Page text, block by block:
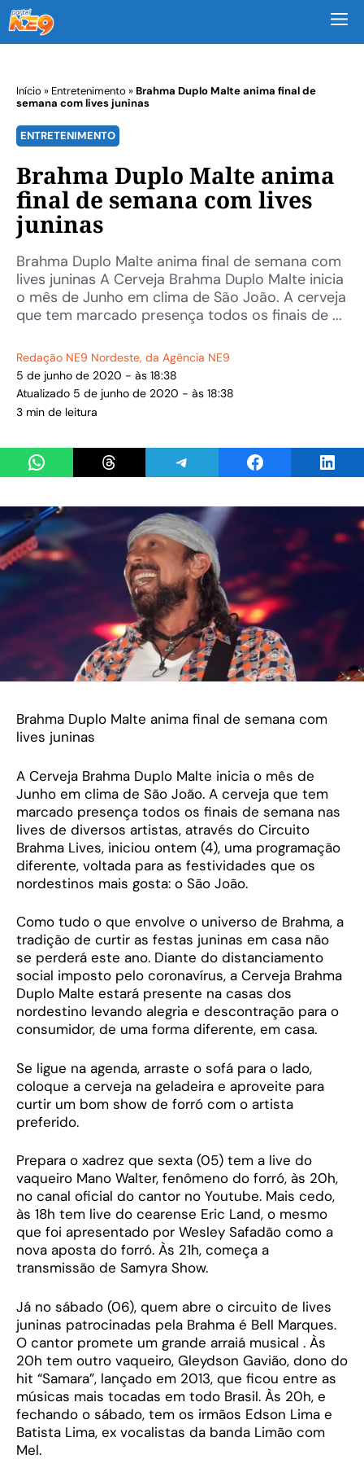
Início » Entretenimento »Brahma Duplo Malte anima final de
semana com lives juninas
ENTRETENIMENTO
Brahma Duplo Malte anima
final de semana com lives
juninas
Brahma Duplo Malte anima final de semana com
lives juninas A Cerveja Brahma Duplo Malte inicia
o mês de Junho em clima de São João. A cerveja
que tem marcado presença todos os finais de ...
Redação NE9 Nordeste, da Agência NE9
5 de junho de 2020 - às 18:38
Atualizado 5 de junho de 2020 - às 18:38
3 min de leitura
Share on WhatsAppShare on ThreadsShare on TelegramShare on Facebook
Brahma Duplo Malte anima final de semana com
lives juninas
A Cerveja Brahma Duplo Malte inicia o mês de
Junho em clima de São João. A cerveja que tem
marcado presença todos os finais de semana nas
lives de diversos artistas, através do Circuito
Brahma Lives, iniciou ontem (4), uma programação
diferente, voltada para as festividades que os
nordestinos mais gosta: o São João.
Como tudo o que envolve o universo de Brahma, a
tradição de curtir as festas juninas em casa não
se perderá este ano. Diante do distanciamento
social imposto pelo coronavírus, a Cerveja Brahma
Duplo Malte estará presente na casas dos
nordestino levando alegria e descontração para o
consumidor, de uma forma diferente, em casa.
Se ligue na agenda, arraste o sofá para o lado,
coloque a cerveja na geladeira e aproveite para
curtir um bom show de forró com o artista
preferido.
Prepara o xadrez que sexta (05) tem a live do
vaqueiro Mano Walter, fenômeno do forró, às 20h,
no canal oficial do cantor no Youtube. Mais cedo,
às 18h tem live do cearense Eric Land, o mesmo
que foi apresentado por Wesley Safadão como a
nova aposta do forró. Às 21h, começa a
transmissão de Samyra Show.
Já no sábado (06), quem abre o circuito de lives
juninas patrocinadas pela Brahma é Bell Marques.
O cantor promete um grande arraiá musical . Às
20h tem outro vaqueiro, Gleydson Gavião, dono do
hit “Samara”, lançado em 2013, que ficou entre as
músicas mais tocadas em todo Brasil. Às 20h, e
fechando o sábado, tem os irmãos Edson Lima e
Batista Lima, ex vocalistas da banda Limão com
Mel.